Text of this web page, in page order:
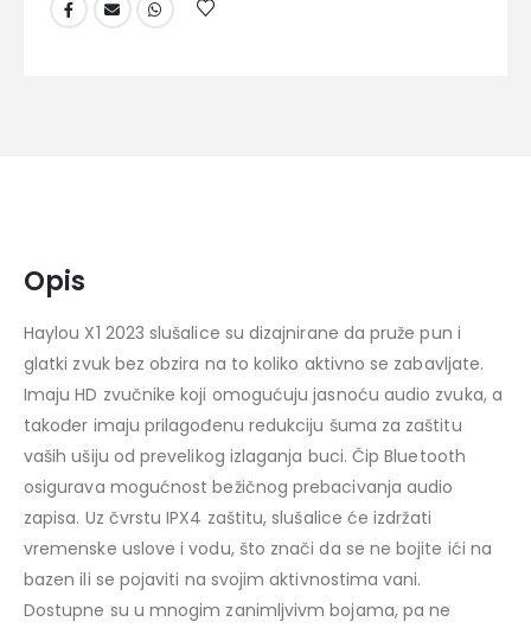
Opis
Haylou X1 2023 slušalice su dizajnirane da pruže pun i
glatki zvuk bez obzira na to koliko aktivno se zabavljate.
Imaju HD zvučnike koji omogućuju jasnoću audio zvuka, a
također imaju prilagođenu redukciju šuma za zaštitu
vaših ušiju od prevelikog izlaganja buci. Čip Bluetooth
osigurava mogućnost bežičnog prebacivanja audio
zapisa. Uz čvrstu IPX4 zaštitu, slušalice će izdržati
vremenske uslove i vodu, što znači da se ne bojite ići na
bazen ili se pojaviti na svojim aktivnostima vani.
Dostupne su u mnogim zanimljvivm bojama, pa ne